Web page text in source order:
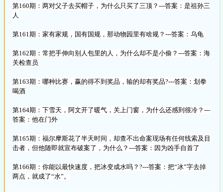
第160期：两对父子去买帽子，为什么只买了三顶？---答案：是祖孙三
人
第161期：家有家规，国有国规，那动物园里有啥规？---答案：乌龟
第162期：常把手伸向别人包里的人，为什么却不是小偷？---答案：海
关检查员
第163期：哪种比赛，赢的得不到奖品，输的却有奖品?---答案：划拳
喝酒
第164期：下雪天，阿文开了暖气，关上门窗，为什么还感到很冷？---
答案：他在门外
第165期：福尔摩斯花了半天时间，却查不出命案现场有任何线索及目
击者，但他随即就宣布破案了，为什么？---答案：因为凶手自首了
第166期：你能以最快速度，把冰变成水吗？?---答案：把“冰”字去掉
两点，就成了“水”。